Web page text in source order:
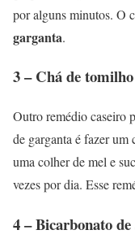
por alguns minutos. O
garganta.
3 – Chá de tomilho
Outro remédio caseiro
de garganta é fazer um
uma colher de mel e
vezes por dia. Esse
4 – Bicarbonato de